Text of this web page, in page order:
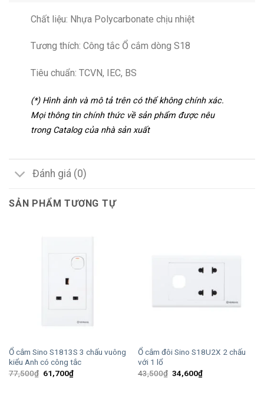
Chất liệu: Nhựa Polycarbonate chịu nhiệt
Tương thích: Công tắc Ổ cắm dòng S18
Tiêu chuẩn: TCVN, IEC, BS
(*) Hình ảnh và mô tả trên có thể không chính xác.
Mọi thông tin chính thức về sản phẩm được nêu
trong Catalog của nhà sản xuất
Đánh giá (0)
SẢN PHẨM TƯƠNG TỰ
Ổ cắm Sino S1813S 3 chấu vuông
kiểu Anh có công tắc
77,500₫ Giá
gốc
61,700₫Giá
hiện
Ổ cắm đôi Sino S18U2X 2 chấu
với 1 lổ
43,500₫ Giá
gốc
34,600₫Giá
hiện